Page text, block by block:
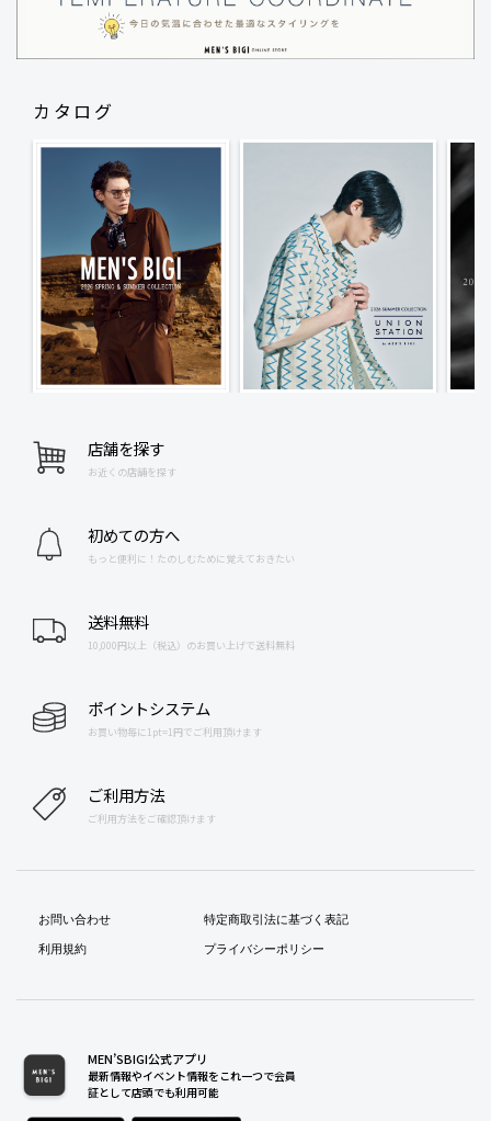
カタログ
店舗を探す
お近くの店舗を探す
初めての方へ
もっと便利に！たのしむために覚えておきたい
送料無料
10,000円以上（税込）のお買い上げで送料無料
ポイントシステム
お買い物毎に1pt=1円でご利用頂けます
ご利用方法
ご利用方法をご確認頂けます
お問い合わせ
利用規約
特定商取引法に基づく表記
プライバシーポリシー
MEN’SBIGI公式アプリ
最新情報やイベント情報をこれ一つで会員
証として店頭でも利用可能